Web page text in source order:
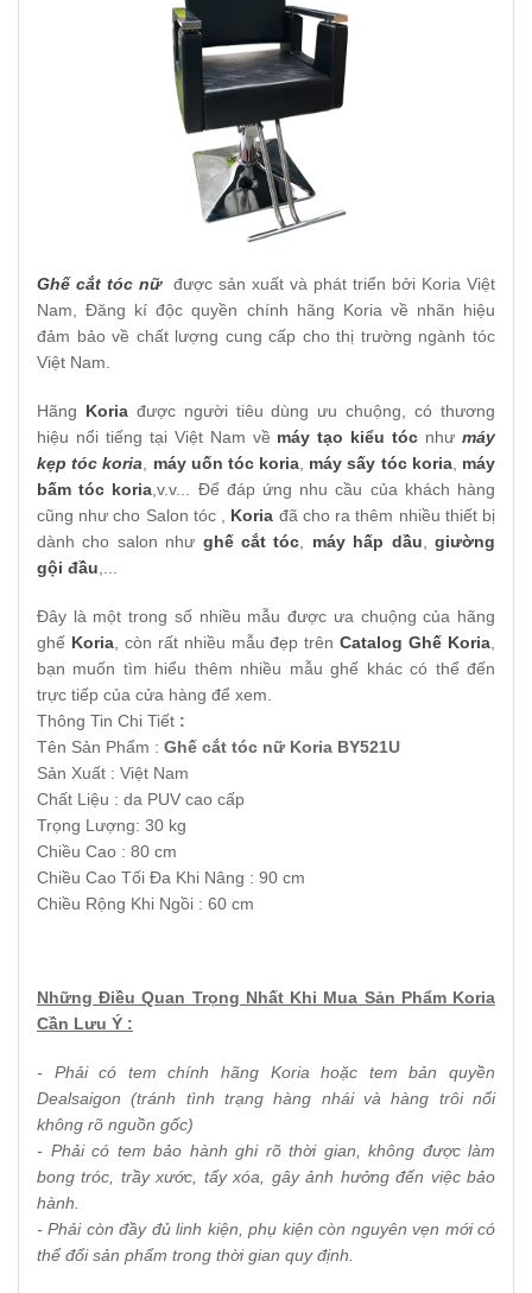
Ghế cắt tóc nữ được sản xuất và phát triển bởi Koria Việt
Nam, Đăng kí độc quyền chính hãng Koria về nhãn hiệu
đảm bảo về chất lượng cung cấp cho thị trường ngành tóc
Việt Nam.
Hãng Koriađược người tiêu dùng ưu chuộng, có thương
hiệu nổi tiếng tại Việt Nam về máy tạo kiểu tóc nhưmáy
kẹp tóc koria
máy uốn tóc koria máy sấy tóc koria, máy
bấm tóc koria ,v.v... Để đáp ứng nhu cầu của khách hàng
cũng như cho Salon tóc , Koria đã cho ra thêm nhiều thiết bị
dành cho salon như ghế cắt tóc máy hấp dầu ,giường
gội đầu
Đây là một trong số nhiều mẫu được ưa chuộng của hãng
ghế Koria, còn rất nhiều mẫu đẹp trênCatalog Ghế Koria
bạn muốn tìm hiểu thêm nhiều mẫu ghế khác có thể đến
trực tiếp của cửa hàng để xem.
Thông Tin Chi Tiết :
Tên Sản Phẩm : Ghế cắt tóc nữ Koria BY521U
Sản Xuất : Việt Nam
Chất Liệu : da PUV cao cấp
Trọng Lượng: 30 kg
Chiều Cao : 80 cm
Chiều Cao Tối Đa Khi Nâng : 90 cm
Chiều Rộng Khi Ngồi : 60 cm
Những Điều Quan Trọng Nhất Khi Mua Sản Phẩm Koria
Cần Lưu Ý :
- Phải có tem chính hãng Koria hoặc tem bản quyền
Dealsaigon (tránh tình trạng hàng nhái và hàng trôi nổi
không rõ nguồn gốc)
- Phải có tem bảo hành ghi rõ thời gian, không được làm
bong tróc, trầy xước, tẩy xóa, gây ảnh hưởng đến việc bảo
hành.
- Phải còn đầy đủ linh kiện, phụ kiện còn nguyên vẹn mới có
thể đổi sản phẩm trong thời gian quy định.